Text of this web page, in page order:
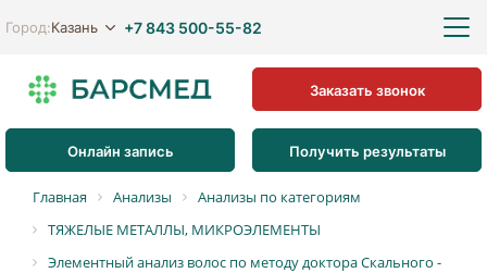
Город:Казань +7 843 500-55-82
Онлайн запись Получить результаты
Заказать звонок
Главная Анализы
Анализы по категориям
ТЯЖЕЛЫЕ МЕТАЛЛЫ, МИКРОЭЛЕМЕНТЫ
Элементный анализ волос по методу доктора Скального -